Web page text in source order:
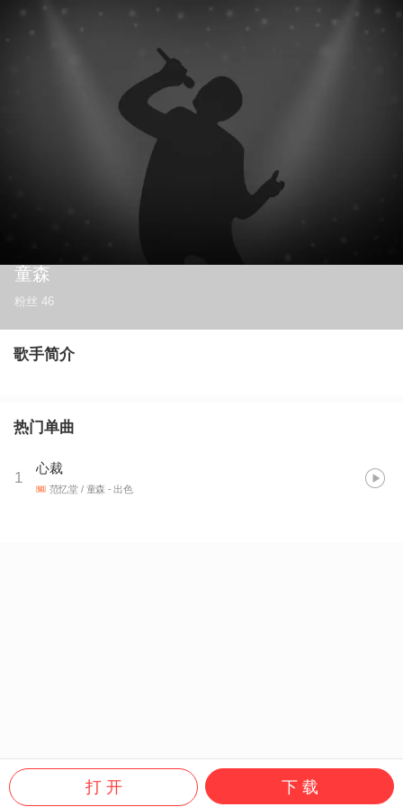
童森
粉丝 46
歌手简介
热门单曲
1
心裁
范忆堂 / 童森 - 出色
打 开 下 载